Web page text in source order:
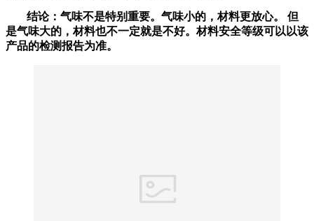
结论：气味不是特别重要。气味小的，材料更放心。 但
是气味大的，材料也不一定就是不好。材料安全等级可以以该
产品的检测报告为准。